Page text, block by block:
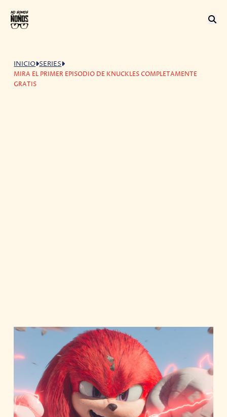
INICIO SERIES
MIRA EL PRIMER EPISODIO DE KNUCKLES COMPLETAMENTE
GRATIS